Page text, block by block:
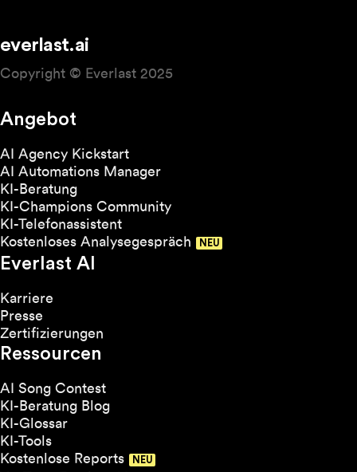
everlast.ai
Copyright © Everlast 2025
Angebot
AI Agency Kickstart
AI Automations Manager
KI-Beratung
KI-Champions Community
KI-Telefonassistent
Kostenloses Analysegespräch
Everlast AI
Karriere
Presse
Zertifizierungen
Ressourcen
AI Song Contest
KI-Beratung Blog
KI-Glossar
KI-Tools
Kostenlose Reports